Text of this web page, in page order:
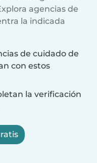
agencias de
la indicada
de cuidado de
con estos
la verificación